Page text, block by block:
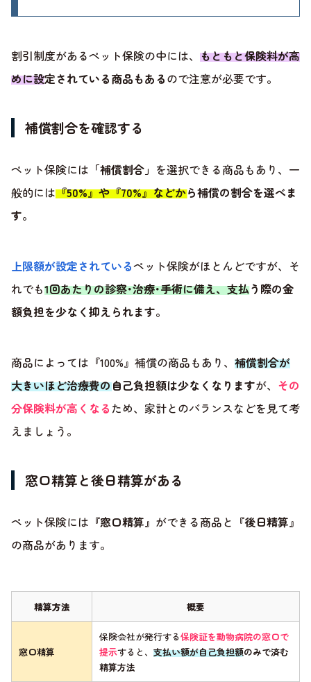
割引制度があるペット保険の中には、 もともと保険料が高
めに設定されている商品もあるので注意が必要です。
補償割合を確認する
ペット保険には 「補償割合」 を選択できる商品もあり、一
般的には『50%』や『70%』などから補償の割合を選べま
す。
上限額が設定されているペット保険がほとんどですが、そ
れでも1回あたりの診察･治療･手術に備え、支払う際の金
額負担を少なく抑えられます。
商品によっては『100%』補償の商品もあり、 補償割合が
大きいほど治療費の自己負担額は少なくなりますが、 その
分保険料が高くなる ため、家計とのバランスなどを見て考
えましょう。
窓口精算と後日精算がある
ペット保険には 『窓口精算』 ができる商品と 『後日精算』
の商品があります。
精算方法 概要
窓口精算
保険会社が発行する保険証を動物病院の窓口で
提示すると、 支払い額が自己負担額のみで済む
精算方法